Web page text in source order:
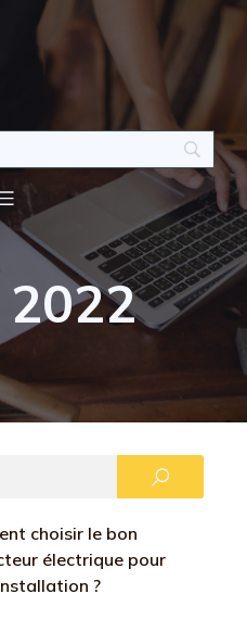
choisir le bon
électrique pour
?